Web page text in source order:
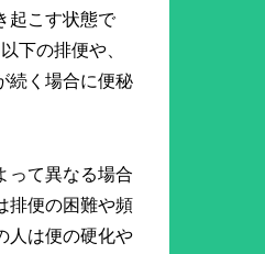
起こす状態で
下の排便や、
続く場合に便秘
って異なる場合
排便の困難や頻
人は便の硬化や